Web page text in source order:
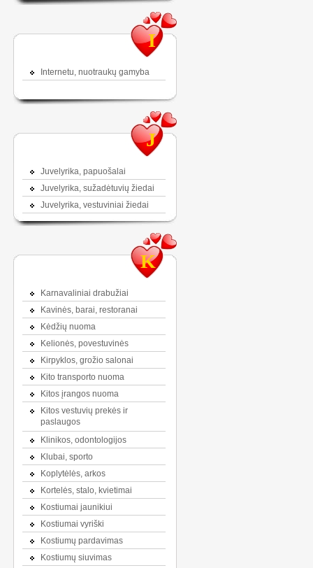
I
Internetu, nuotraukų gamyba
J
Juvelyrika, papuošalai
Juvelyrika, sužadėtuvių žiedai
Juvelyrika, vestuviniai žiedai
K
Karnavaliniai drabužiai
Kavinės, barai, restoranai
Kėdžių nuoma
Kelionės, povestuvinės
Kirpyklos, grožio salonai
Kito transporto nuoma
Kitos įrangos nuoma
Kitos vestuvių prekės ir
paslaugos
Klinikos, odontologijos
Klubai, sporto
Koplytėlės, arkos
Kortelės, stalo, kvietimai
Kostiumai jaunikiui
Kostiumai vyriški
Kostiumų pardavimas
Kostiumų siuvimas